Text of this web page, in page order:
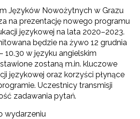
Języków Nowożytnych w Grazu
na prezentację nowego programu
językowej na lata 2020–2023.
będzie na żywo 12 grudnia
10.30 w języku angielskim
zostaną m.in. kluczowe
językowej oraz korzyści płynące
Uczestnicy transmisji
zadawania pytań.
wydarzeniu